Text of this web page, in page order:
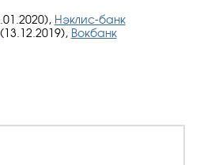
Нэклис-банк
Вокбанк